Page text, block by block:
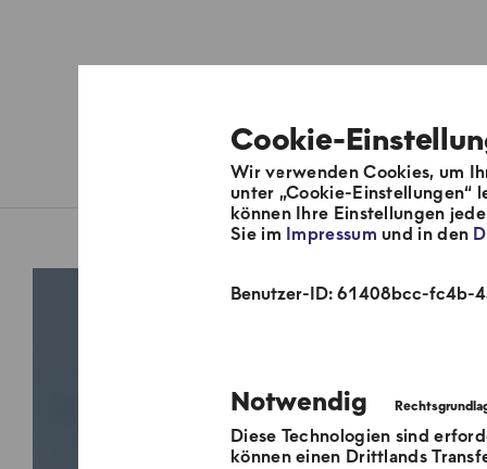
Cookie-
Wir verwenden Cookies, um
unter „Cookie-Einstellungen“
können Ihre Einstellungen
Sie im
Impressum und in den
Benutzer-ID: 61408bcc-fc4b-
Notwendig
Diese Technologien sind
können einen Drittlands